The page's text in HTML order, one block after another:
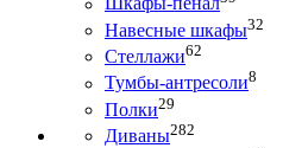
Навесные шкафы32
Стеллажи62
Тумбы-антресоли8
Полки29
Диваны282